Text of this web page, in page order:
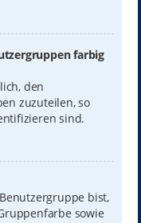
farbig
den
zuzuteilen, so
sind.
bist,
sowie